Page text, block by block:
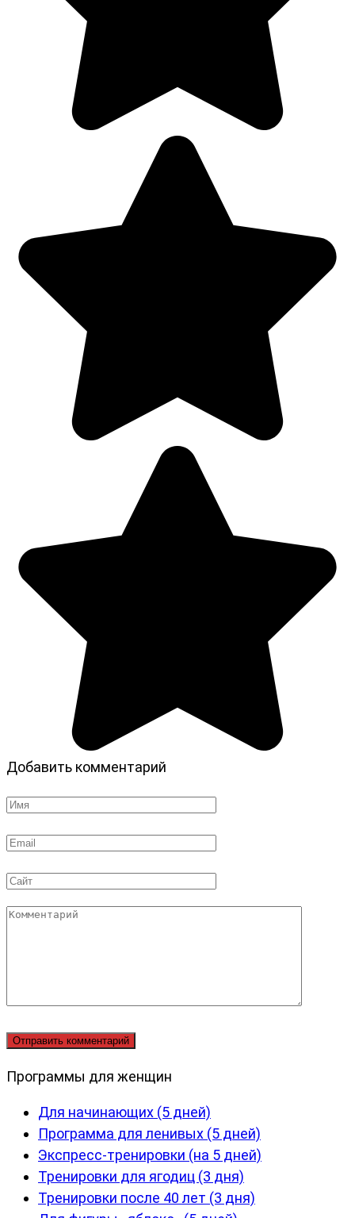
Добавить комментарий
Имя
Email
Сайт
Комментарий
Программы для женщин
Для начинающих (5 дней)
Программа для ленивых (5 дней)
Экспресс-тренировки (на 5 дней)
Тренировки для ягодиц (3 дня)
Тренировки после 40 лет (3 дня)